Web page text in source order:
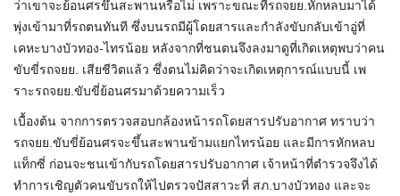
ว่าเขาจะย้อนศรขึ้นสะพานหรือไม่ เพราะขณะที่รถจยย.หักหลบมาได้
พุ่งเข้ามาที่รถตนทันที ซึ่งบนรถมีผู้โดยสารและกำลังขับกลับเข้าอู่ที่
เคหะบางบัวทอง-ไทรน้อย หลังจากที่ชนตนจึงลงมาดูที่เกิดเหตุพบว่าคน
ขับขี่รถจยย. เสียชีวิตแล้ว ซึ่งตนไม่คิดว่าจะเกิดเหตุการณ์แบบนี้ เพ
ราะรถจยย.ขับขี่ย้อนศรมาด้วยความเร็ว
เบื้องต้น จากการตรวจสอบกล้องหน้ารถโดยสารปรับอากาศ ทราบว่า
รถจยย.ขับขี่ย้อนศรจะขึ้นสะพานข้ามแยกไทรน้อย และมีการหักหลบ
แท็กซี่ ก่อนจะชนเข้ากับรถโดยสารปรับอากาศ เจ้าหน้าที่ตำรวจจึงได้
ทำการเชิญตัวคนขับรถให้ไปตรวจปัสสาวะที่ สภ.บางบัวทอง และจะ